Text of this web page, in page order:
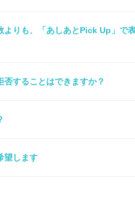
よりも、「あしあとPick Up」で
することはできますか？
望します